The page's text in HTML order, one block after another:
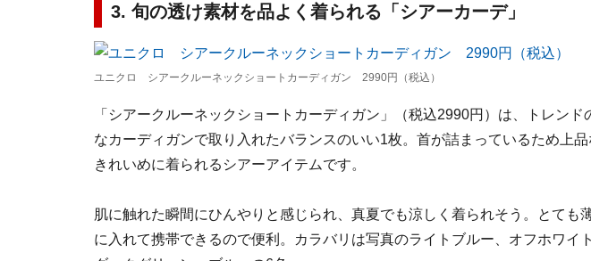
3. 旬の透け素材を品よく着られる「シアーカーデ」
ユニクロ シアークルーネックショートカーディガン 2990円（税込）
「シアークルーネックショートカーディガン」（税込2990円）は、トレンド
なカーディガンで取り入れたバランスのいい1枚。首が詰まっているため上
きれいめに着られるシアーアイテムです。
肌に触れた瞬間にひんやりと感じられ、真夏でも涼しく着られそう。とても
に入れて携帯できるので便利。カラバリは写真のライトブルー、オフホワイ